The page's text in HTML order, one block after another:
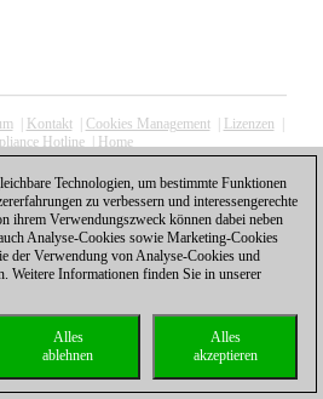
| Kontakt| Cookies Management| Lizenzen |
Hotline | Home
90a | 22083 Hamburg | Deutschland
coldest newsTechnologien, um bestimmte Funktionen
zu verbessern und interessengerechte
ihrem Verwendungszweck können dabei neben
Analyse-Cookies sowie Marketing-Cookies
der Verwendung von Analyse-Cookies und
Weitere Informationen finden Sie in unserer
Alles
akzeptieren
Alles
ablehnen